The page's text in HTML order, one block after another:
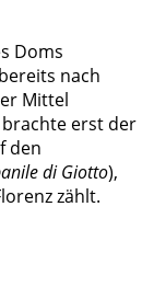
Doms
nach
Mittel
erst der
den
di Giotto),
zählt.